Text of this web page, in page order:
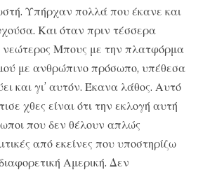
Υπήρχαν πολλά που έκανε και
Και όταν πριν τέσσερα
νεώτερος Μπους με την πλατφόρμα
με ανθρώπινο πρόσωπο, υπέθεσα
και γι’ αυτόν. Έκανα λάθος. Αυτό
χθες είναι ότι την εκλογή αυτή
που δεν θέλουν απλώς
από εκείνες που υποστηρίζω
Αμερική. Δεν